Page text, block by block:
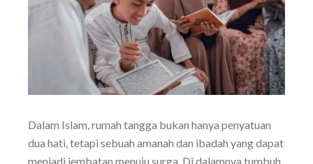
Dalam Islam, rumah tangga bukan hanya penyatuan
dua hati, tetapi sebuah amanah dan ibadah yang dapat
menjadi jembatan menuju surga. Di dalamnya tumbuh